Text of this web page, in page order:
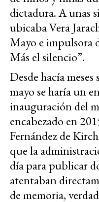
dictadura. A unas
ubicaba Vera
Mayo e impulsora
Más el silencio”.
Desde hacía meses
mayo se haría un
inauguración del
encabezado en
Fernández de
que la
día para publicar
atentaban
de memoria,